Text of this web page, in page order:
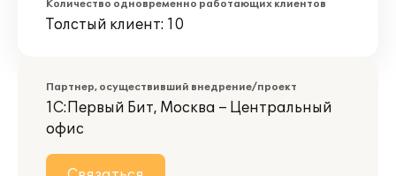
Количество одновременно работающих клиентов
Толстый клиент: 10
Партнер, осуществивший внедрение/проект
1С:Первый Бит, Москва – Центральный
офис